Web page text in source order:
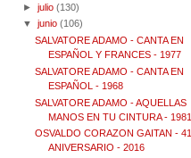
►julio (130)
▼junio (106)
SALVATORE ADAMO - CANTA EN
ESPAÑOL Y FRANCES - 1977
SALVATORE ADAMO - CANTA EN
ESPAÑOL - 1968
SALVATORE ADAMO - AQUELLAS
MANOS EN TU CINTURA - 1981
OSVALDO CORAZON GAITAN - 41
ANIVERSARIO - 2016